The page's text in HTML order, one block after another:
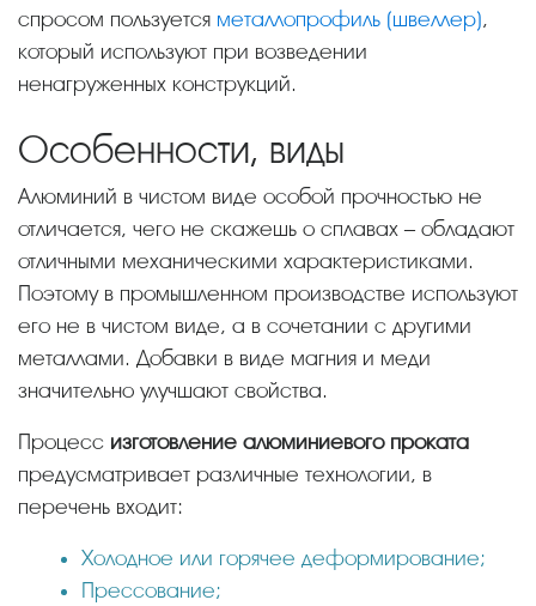
спросом пользуется металлопрофиль (швеллер),
который используют при возведении
ненагруженных конструкций.
Особенности, виды
Алюминий в чистом виде особой прочностью не
отличается, чего не скажешь о сплавах – обладают
отличными механическими характеристиками.
Поэтому в промышленном производстве используют
его не в чистом виде, а в сочетании с другими
металлами. Добавки в виде магния и меди
значительно улучшают свойства.
Процесс изготовление алюминиевого проката
предусматривает различные технологии, в
перечень входит:
Холодное или горячее деформирование;
Прессование;